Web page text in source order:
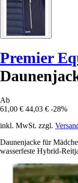
Premier
Ab
61,00 € 44,03 € -28%
inkl. MwSt. zzgl.
Daunenjacke für
wasserfeste Hybrid-